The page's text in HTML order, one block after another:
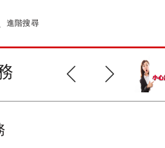
進階搜尋
問題「多考